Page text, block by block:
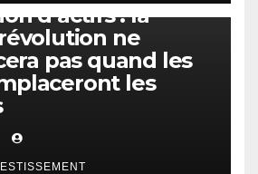
d’actifs : la
ne
pas quand les
les